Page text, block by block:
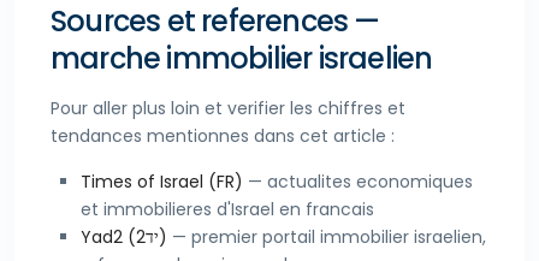
Sources et references —
marche immobilier israelien
Pour aller plus loin et verifier les chiffres et
tendances mentionnes dans cet article :
Times of Israel (FR) — actualites economiques
et immobilieres d'Israel en francais
Yad2 (יד2) — premier portail immobilier israelien,